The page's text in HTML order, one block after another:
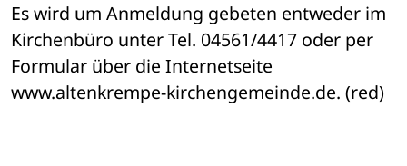
Es wird um Anmeldung gebeten entweder im
Kirchenbüro unter Tel. 04561/4417 oder per
Formular über die Internetseite
www.altenkrempe-kirchengemeinde.de. (red)